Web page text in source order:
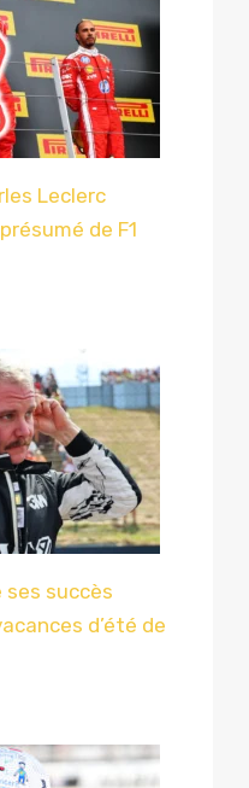
Leclerc
de F1
succès
d’été de